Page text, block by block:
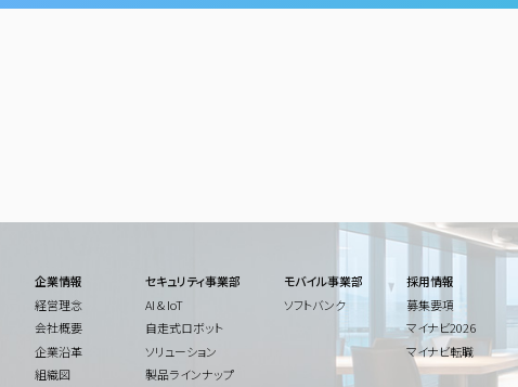
企業情報
経営理念
会社概要
企業沿革
組織図
セキュリティ事業部
AI & IoT
自走式ロボット
ソリューション
製品ラインナップ
モバイル事業部
ソフトバンク
採用情報
募集要項
マイナビ2026
マイナビ転職